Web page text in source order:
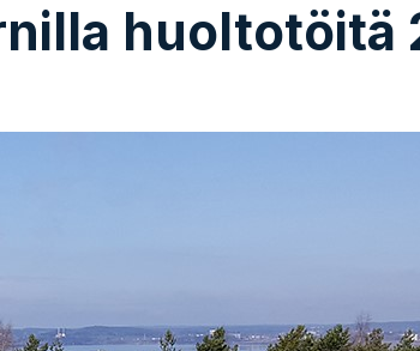
huoltotöitä